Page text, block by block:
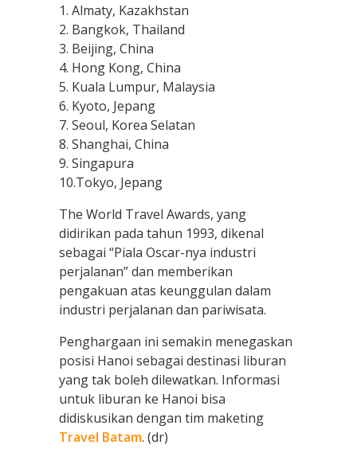
1. Almaty, Kazakhstan
2. Bangkok, Thailand
3. Beijing, China
4. Hong Kong, China
5. Kuala Lumpur, Malaysia
6. Kyoto, Jepang
7. Seoul, Korea Selatan
8. Shanghai, China
9. Singapura
10.Tokyo, Jepang
The World Travel Awards, yang
didirikan pada tahun 1993, dikenal
sebagai “Piala Oscar-nya industri
perjalanan” dan memberikan
pengakuan atas keunggulan dalam
industri perjalanan dan pariwisata.
Penghargaan ini semakin menegaskan
posisi Hanoi sebagai destinasi liburan
yang tak boleh dilewatkan. Informasi
untuk liburan ke Hanoi bisa
didiskusikan dengan tim maketing
Travel Batam. (dr)